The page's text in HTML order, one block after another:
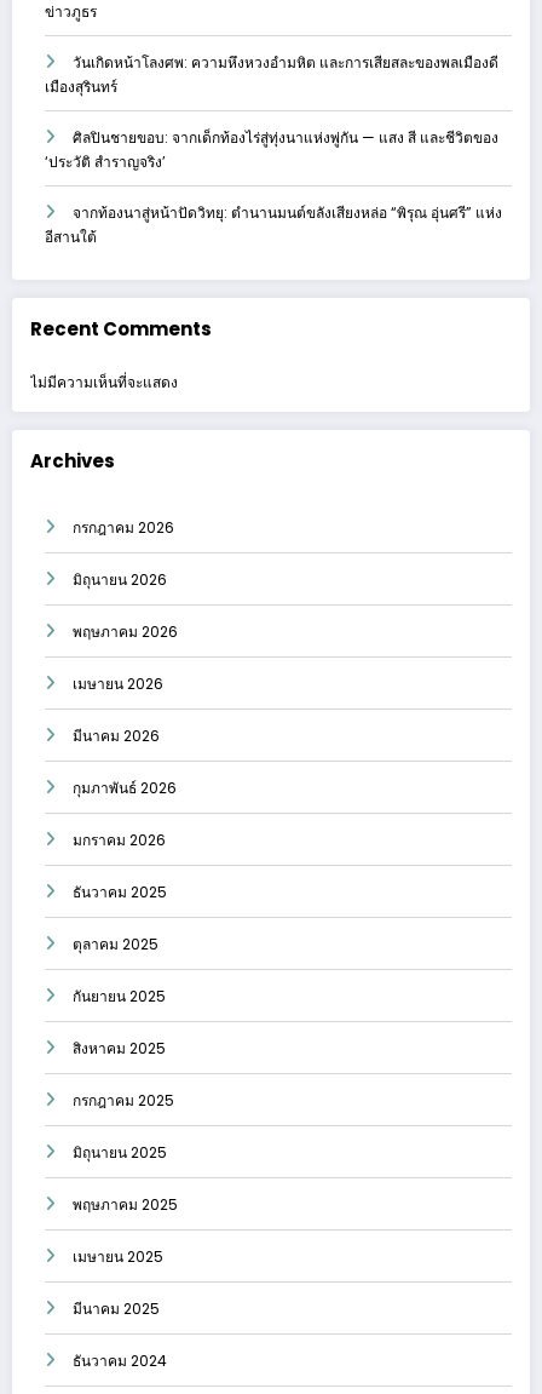
ข่าวภูธร
วันเกิดหน้าโลงศพ: ความหึงหวงอำมหิต และการเสียสละของพลเมืองดี
เมืองสุรินทร์
ศิลปินชายขอบ: จากเด็กท้องไร่สู่ทุ่งนาแห่งพู่กัน — แสง สี และชีวิตของ
‘ประวัติ สำราญจริง’
จากท้องนาสู่หน้าปัดวิทยุ: ตำนานมนต์ขลังเสียงหล่อ “พิรุณ อุ่นศรี” แห่ง
อีสานใต้
Recent Comments
ไม่มีความเห็นที่จะแสดง
Archives
กรกฎาคม 2026
มิถุนายน 2026
พฤษภาคม 2026
เมษายน 2026
มีนาคม 2026
กุมภาพันธ์ 2026
มกราคม 2026
ธันวาคม 2025
ตุลาคม 2025
กันยายน 2025
สิงหาคม 2025
กรกฎาคม 2025
มิถุนายน 2025
พฤษภาคม 2025
เมษายน 2025
มีนาคม 2025
ธันวาคม 2024